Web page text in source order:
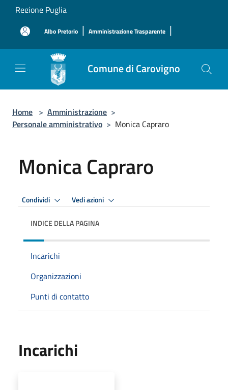
Salta al contenuto principale
Regione Puglia
Albo Pretorio | Amministrazione Trasparente |
Comune di Carovigno
Home > Amministrazione >
Personale amministrativo > Monica Capraro
Monica Capraro
Condividi Vedi azioni
INDICE DELLA PAGINA
Incarichi
Organizzazioni
Punti di contatto
Incarichi